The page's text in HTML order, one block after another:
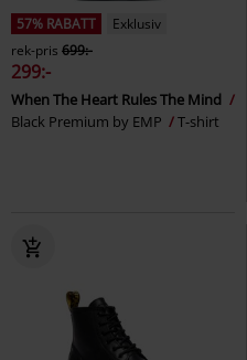
57% RABATT
Exklusiv
rek-pris 699:-
299:-
When The Heart Rules The Mind
Black Premium by EMP
T-shirt